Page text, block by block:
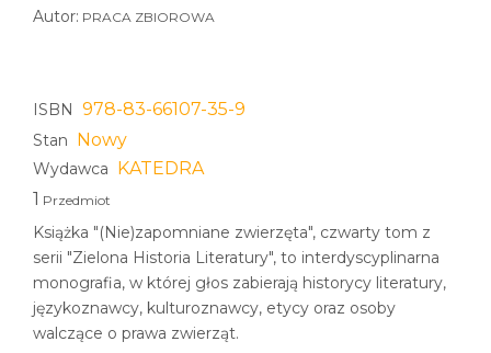
Autor: PRACA ZBIOROWA
ISBN 978-83-66107-35-9
Stan Nowy
Wydawca KATEDRA
1 Przedmiot
Książka "(Nie)zapomniane zwierzęta", czwarty tom z
serii "Zielona Historia Literatury", to interdyscyplinarna
monografia, w której głos zabierają historycy literatury,
językoznawcy, kulturoznawcy, etycy oraz osoby
walczące o prawa zwierząt.